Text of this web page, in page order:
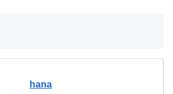
hana